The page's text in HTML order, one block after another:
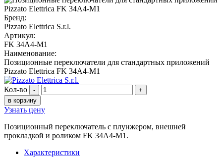
Бренд:
Pizzato Elettrica S.r.l.
Артикул:
FK 34A4-M1
Наименование:
Позиционные переключатели для стандартных приложений
Pizzato Elettrica FK 34A4-M1
Кол-во -
+
в корзину
Узнать цену
Позиционный переключатель с плунжером, внешней
прокладкой и роликом FK 34A4-M1.
Характеристики